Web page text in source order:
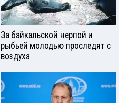
За байкальской нерпой и
рыбьей молодью проследят с
воздуха